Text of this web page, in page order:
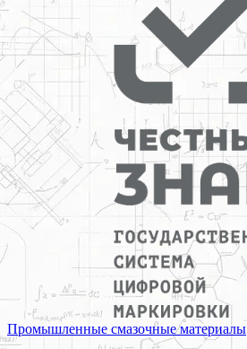
Промышленные смазочные материалы